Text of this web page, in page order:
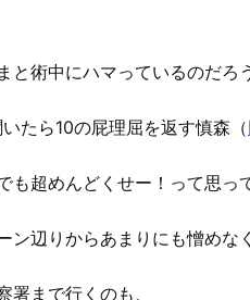
と術中にハマっているのだろ
たら10の屁理屈を返す慎森（
も超めんどくせー！って思っ
ン辺りからあまりにも憎め
署まで行くのも、